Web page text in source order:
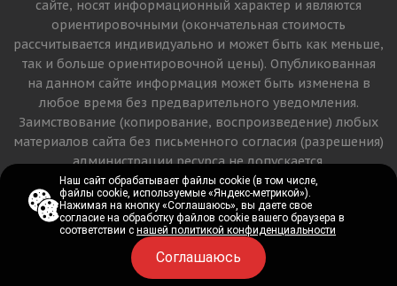
сайте, носят информационный характер и являются
ориентировочными (окончательная стоимость
рассчитывается индивидуально и может быть как меньше,
так и больше ориентировочной цены). Опубликованная
на данном сайте информация может быть изменена в
любое время без предварительного уведомления.
Заимствование (копирование, воспроизведение) любых
материалов сайта без письменного согласия (разрешения)
администрации ресурса не допускается.
Версия для печати
Наш сайт обрабатывает файлы cookie (в том числе,
файлы cookie, используемые «Яндекс-метрикой»).
Нажимая на кнопку «Соглашаюсь», вы даете свое
согласие на обработку файлов cookie вашего браузера в
соответствии снашей политикой конфиденциальности
Соглашаюсь
Наш сайт обрабатывает файлы cookie (в том числе,
файлы cookie, используемые «Яндекс-метрикой»).
Нажимая на кнопку «Соглашаюсь», вы даете свое
согласие на обработку файлов cookie вашего браузера в
соответствии снашей политикой конфиденциальности
Соглашаюсь